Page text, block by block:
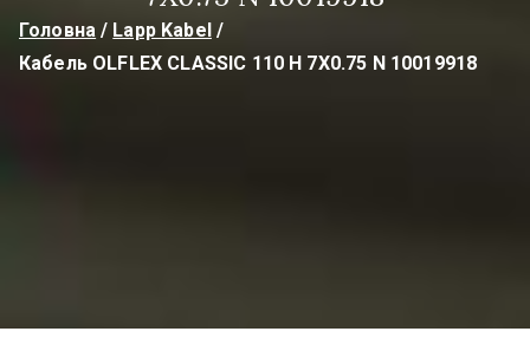
Головна
Lapp Kabel
Кабель OLFLEX CLASSIC 110 H 7X0.75 N 10019918